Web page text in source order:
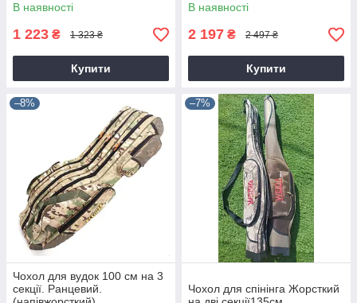
В наявності
1 223 ₴ 1 323 ₴
Купити
В наявності
2 197 ₴ 2 497 ₴
Купити
–8%
Чохол для вудок 100 см на 3
секції. Ранцевий.
–7%
Чохол для спінінга Жорсткий